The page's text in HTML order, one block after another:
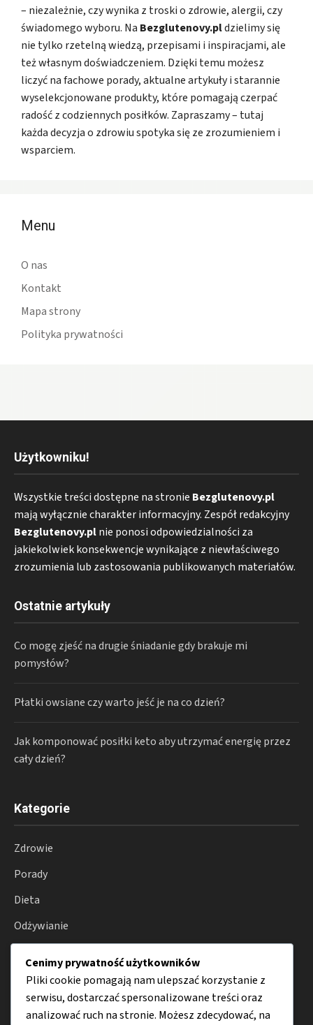
– niezależnie, czy wynika z troski o zdrowie, alergii, czy
świadomego wyboru. Na Bezglutenovy.pldzielimy się
nie tylko rzetelną wiedzą, przepisami i inspiracjami, ale
też własnym doświadczeniem. Dzięki temu możesz
liczyć na fachowe porady, aktualne artykuły i starannie
wyselekcjonowane produkty, które pomagają czerpać
radość z codziennych posiłków. Zapraszamy – tutaj
każda decyzja o zdrowiu spotyka się ze zrozumieniem i
wsparciem.
Menu
O nas
Kontakt
Mapa strony
Polityka prywatności
Użytkowniku!
Wszystkie treści dostępne na stronie Bezglutenovy.pl
mają wyłącznie charakter informacyjny. Zespół redakcyjny
Bezglutenovy.plnie ponosi odpowiedzialności za
jakiekolwiek konsekwencje wynikające z niewłaściwego
zrozumienia lub zastosowania publikowanych materiałów.
Ostatnie artykuły
Co mogę zjeść na drugie śniadanie gdy brakuje mi
pomysłów?
Płatki owsiane czy warto jeść je na co dzień?
Jak komponować posiłki keto aby utrzymać energię przez
cały dzień?
Kategorie
Zdrowie
Porady
Dieta
Odżywianie
Choroby
Cenimy prywatność użytkowników
Pliki cookie pomagają nam ulepszać korzystanie z
serwisu, dostarczać spersonalizowane treści oraz
analizować ruch na stronie. Możesz zdecydować, na